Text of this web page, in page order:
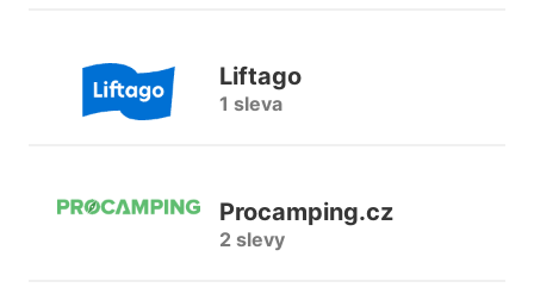
Liftago
1 sleva
Procamping.cz
2 slevy